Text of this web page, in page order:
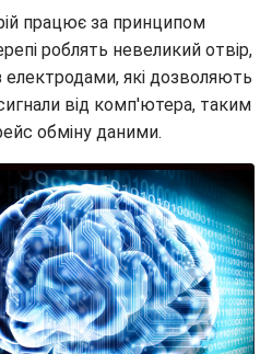
працює за принципом
роблять невеликий отвір,
які дозволяють
від комп'ютера, таким
обміну даними.